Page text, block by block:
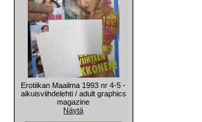
Erotiikan Maailma 1993 nr 4-5 -
aikuisviihdelehti / adult graphics
magazine
Näytä